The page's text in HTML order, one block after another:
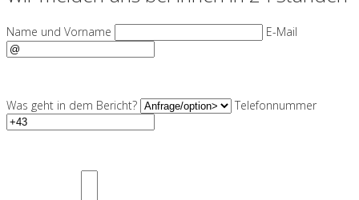
Name und Vorname E-Mail
Was geht in dem Bericht? Telefonnummer